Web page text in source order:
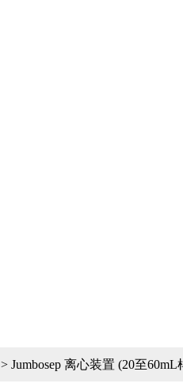
> Jumbosep 离心装置 (20至60mL